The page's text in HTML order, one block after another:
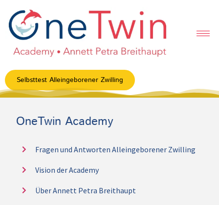
Selbsttest Alleingeborener Zwilling
OneTwin Academy
Fragen und Antworten Alleingeborener Zwilling
Vision der Academy
Über Annett Petra Breithaupt